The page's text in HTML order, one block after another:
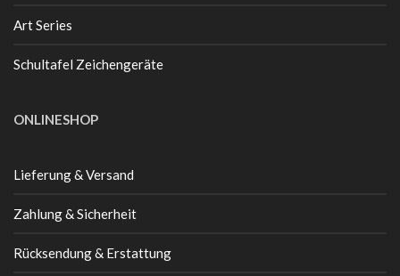
Art Series
Schultafel Zeichengeräte
ONLINESHOP
Lieferung & Versand
Zahlung & Sicherheit
Rücksendung & Erstattung